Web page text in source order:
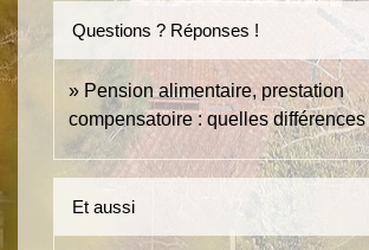
Questions ? Réponses !
Pension alimentaire, prestation
compensatoire : quelles différences
Et aussi